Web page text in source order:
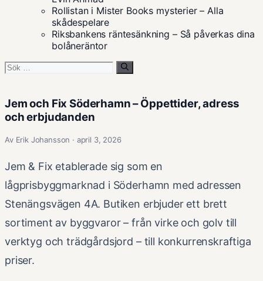
Rollistan i Mister Books mysterier – Alla
skådespelare
Riksbankens räntesänkning – Så påverkas dina
bolåneräntor
Sök
Jem och Fix Söderhamn – Öppettider, adress
och erbjudanden
Av Erik Johansson · april 3, 2026
Jem & Fix etablerade sig som en
lågprisbyggmarknad i Söderhamn med adressen
Stenängsvägen 4A. Butiken erbjuder ett brett
sortiment av byggvaror – från virke och golv till
verktyg och trädgårdsjord – till konkurrenskraftiga
priser.